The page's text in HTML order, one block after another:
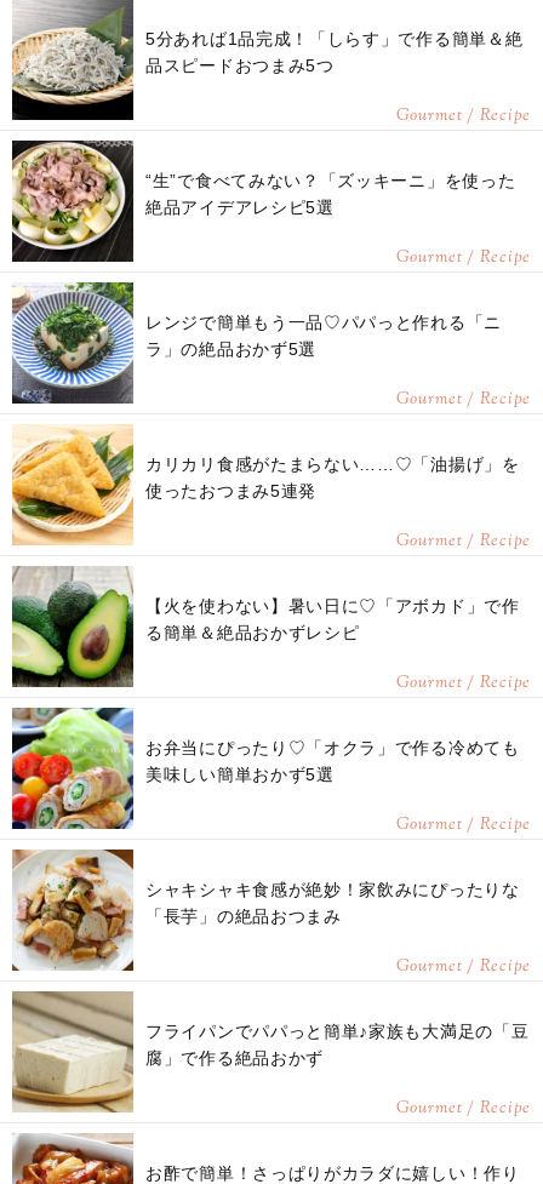
5分あれば1品完成！「しらす」で作る簡単＆絶
品スピードおつまみ5つ
Gourmet / Recipe
“生”で食べてみない？「ズッキーニ」を使った
絶品アイデアレシピ5選
Gourmet / Recipe
レンジで簡単もう一品♡パパっと作れる「ニ
ラ」の絶品おかず5選
Gourmet / Recipe
カリカリ食感がたまらない……♡「油揚げ」を
使ったおつまみ5連発
Gourmet / Recipe
【火を使わない】暑い日に♡「アボカド」で作
る簡単＆絶品おかずレシピ
Gourmet / Recipe
お弁当にぴったり♡「オクラ」で作る冷めても
美味しい簡単おかず5選
Gourmet / Recipe
シャキシャキ食感が絶妙！家飲みにぴったりな
「長芋」の絶品おつまみ
Gourmet / Recipe
フライパンでパパっと簡単♪家族も大満足の「豆
腐」で作る絶品おかず
Gourmet / Recipe
お酢で簡単！さっぱりがカラダに嬉しい！作り